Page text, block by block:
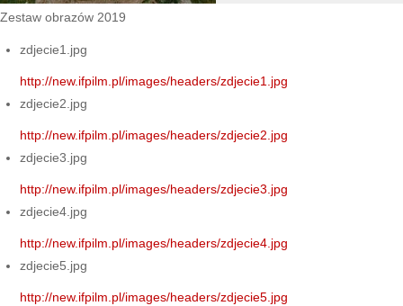
Zestaw obrazów 2019
zdjecie1.jpg
http://new.ifpilm.pl/images/headers/zdjecie1.jpg
zdjecie2.jpg
http://new.ifpilm.pl/images/headers/zdjecie2.jpg
zdjecie3.jpg
http://new.ifpilm.pl/images/headers/zdjecie3.jpg
zdjecie4.jpg
http://new.ifpilm.pl/images/headers/zdjecie4.jpg
zdjecie5.jpg
http://new.ifpilm.pl/images/headers/zdjecie5.jpg